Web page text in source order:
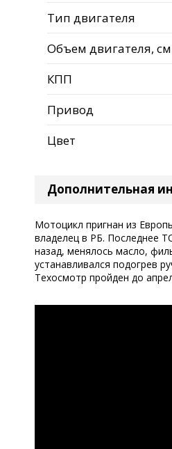
Тип двигателя
Объем двигателя, см
КПП
Привод
Цвет
Дополнительная
Мотоцикл пригнан из
владелец в РБ. Последнее
назад, менялось масло,
устанавливался подогрев
Техосмотр пройден до